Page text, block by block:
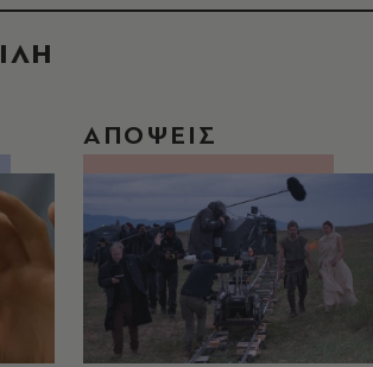
ΑΠΟΨΕΙΣ